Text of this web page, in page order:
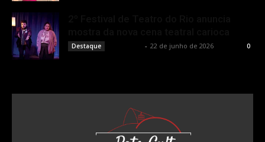
Destaque - 22 de junho de 2026 0